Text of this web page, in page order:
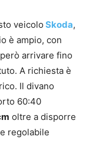
veicolo Skoda,
è ampio, con
arrivare fino
A richiesta è
Il divano
60:40
oltre a disporre
regolabile